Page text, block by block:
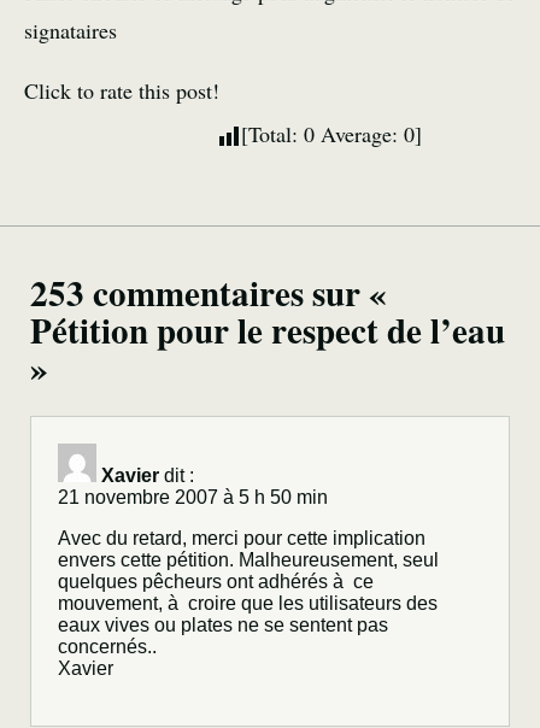
signataires
Click to rate this post!
[Total: 0 Average: 0]
253 commentaires sur «
Pétition pour le respect de l’eau
»
Xavier dit :
21 novembre 2007 à 5 h 50 min
Avec du retard, merci pour cette implication
envers cette pétition. Malheureusement, seul
quelques pêcheurs ont adhérés à ce
mouvement, à croire que les utilisateurs des
eaux vives ou plates ne se sentent pas
concernés..
Xavier